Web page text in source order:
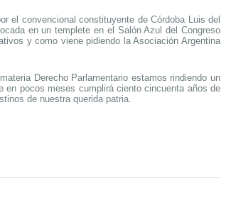
el convencional constituyente de Córdoba Luis del
en un templete en el Salón Azul del Congreso
y como viene pidiendo la Asociación Argentina
Derecho Parlamentario estamos rindiendo un
en pocos meses cumplirá ciento cincuenta años de
de nuestra querida patria.